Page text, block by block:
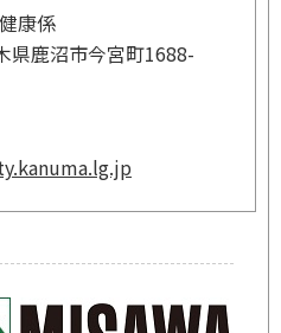
康係
県鹿沼市今宮町1688-